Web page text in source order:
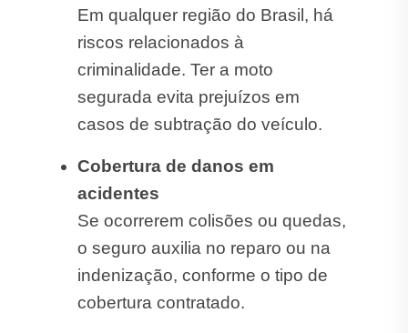
Em qualquer região do Brasil, há
riscos relacionados à
criminalidade. Ter a moto
segurada evita prejuízos em
casos de subtração do veículo.
Cobertura de danos em
acidentes
Se ocorrerem colisões ou quedas,
o seguro auxilia no reparo ou na
indenização, conforme o tipo de
cobertura contratado.